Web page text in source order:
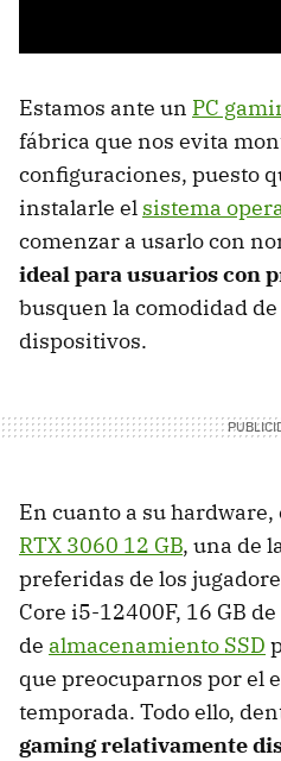
Estamos ante un PC
fábrica que nos evita
configuraciones, puesto
instalarle el sistema
comenzar a usarlo con
ideal para usuarios con
busquen la comodidad de
dispositivos.
En cuanto a su
RTX 3060 12 GB, una de
preferidas de los
Core i5-12400F, 16 GB
de almacenamiento SSD
que preocuparnos por el
temporada. Todo ello,
gaming relativamente